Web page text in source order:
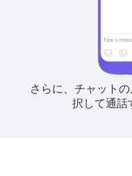
さらに、チャット
択して通話